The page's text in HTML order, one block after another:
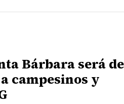
Bárbara será de
campesinos y